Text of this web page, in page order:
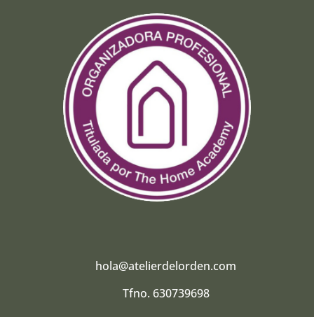
hola@atelierdelorden.com
Tfno. 630739698